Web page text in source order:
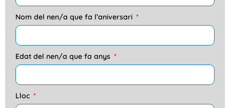
Nom del nen/a que fa l’aniversari
Edat del nen/a que fa anys
Lloc